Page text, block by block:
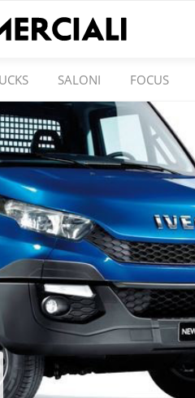
SALONI FOCUS